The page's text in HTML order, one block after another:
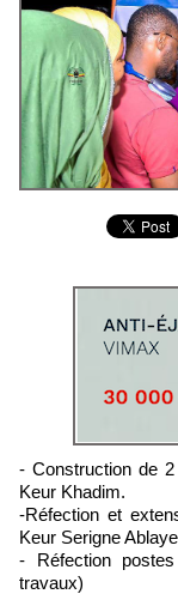
- Construction de 2 nouveaux postes de santé à Fahu et Cite
Keur Khadim.
-Réfection et
Keur Serigne
- Réfection
travaux)